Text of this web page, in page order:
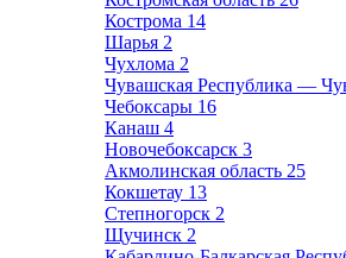
Кострома 14
Шарья 2
Чухлома 2
Чувашская Республика —
Чебоксары 16
Канаш 4
Новочебоксарск 3
Акмолинская область 25
Кокшетау 13
Степногорск 2
Щучинск 2